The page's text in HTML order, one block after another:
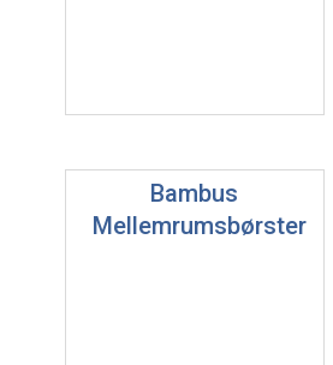
Bambus
Mellemrumsbørster